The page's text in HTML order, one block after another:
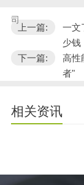
司
上一篇:
一文
少钱
下一篇:
高性
者"
相关资讯